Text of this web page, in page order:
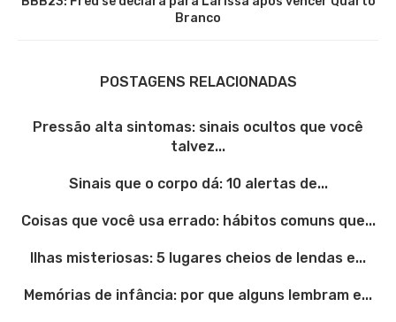
Branco
POSTAGENS RELACIONADAS
Pressão alta sintomas: sinais ocultos que você
talvez...
Sinais que o corpo dá: 10 alertas de...
Coisas que você usa errado: hábitos comuns que...
Ilhas misteriosas: 5 lugares cheios de lendas e...
Memórias de infância: por que alguns lembram e...